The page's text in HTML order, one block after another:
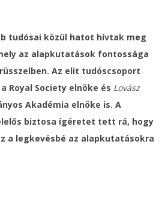
tudósai közül hatot hívtak meg
az alapkutatások fontossága
Az elit tudóscsoport
a Royal Society elnöke és Lovász
Akadémia elnöke is. A
biztosa ígéretet tett rá, hogy
a legkevésbé az alapkutatásokra